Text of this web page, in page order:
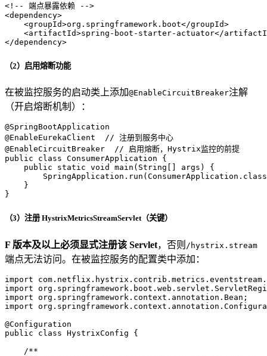
<!-- 端点暴露依赖 -->
<dependency>
<groupId>org.springframework.boot</groupId>
<artifactId>spring-boot-starter-actuator</
</dependency>
（2）启用熔断功能
在被监控服务的启动类上添加@EnableCircuitBreaker注解
（开启熔断机制）：
@SpringBootApplication
@EnableEurekaClient
// 注册到服务中心
@EnableCircuitBreaker
// 启用熔断，Hystrix监控的前提
public
class ConsumerApplication {
public
static void main (String[] args)
{
    }
}
（3）注册 HystrixMetricsStreamServlet（关键）
F 版本及以上必须显式注册该 Servlet，否则 /hystrix.stream
端点无法访问。在被监控服务的配置类中添加：
import
import
import
import
@Configuration
public
class HystrixConfig {
/**